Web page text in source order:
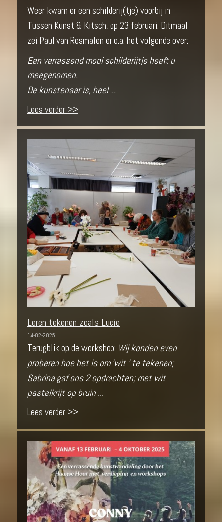
Weer kwam er een schilderij(tje) voorbij in
Tussen Kunst & Kitsch, op 23 februari. Ditmaal
zei Paul van Rosmalen er o.a. het volgende over:
Een verrassend mooi schilderijtje heeft u
meegenomen.
De kunstenaar is, heel ...
Lees verder >>
Leren tekenen zoals Lucie
14-02-2025
Terugblik op de workshop: Wij konden even
proberen hoe het is om 'wit ' te tekenen;
Sabrina gaf ons 2 opdrachten; met wit
pastelkrijt op bruin ...
Lees verder >>